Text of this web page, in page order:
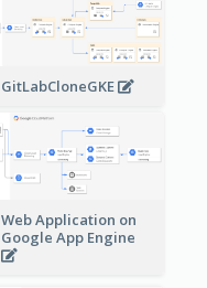
GitLabCloneGKE
Web Application on
Google App Engine